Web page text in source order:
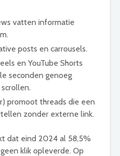
vatten informatie
posts en carrousels.
en YouTube Shorts
seconden genoeg
promoot threads die een
zonder externe link.
dat eind 2024 al 58,5%
klik opleverde. Op